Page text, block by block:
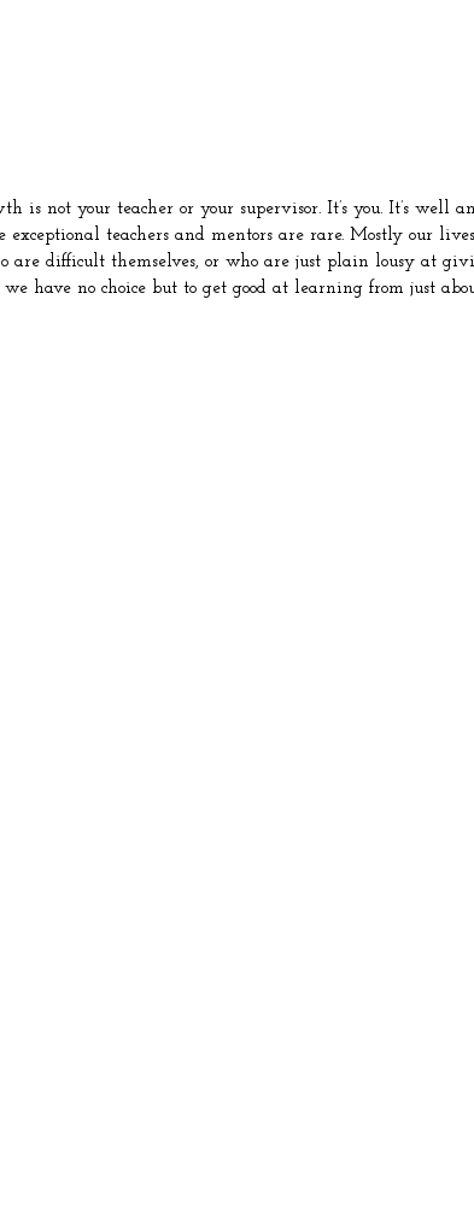
is not your teacher or your supervisor. It’s you. It’s well
teachers and mentors are rare. Mostly our
are difficult themselves, or who are just plain lousy at
have no choice but to get good at learning from just